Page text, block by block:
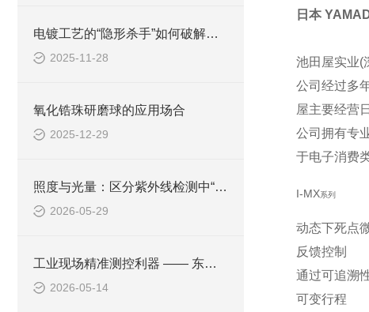
电镀工艺的“隐形杀手”如何破解？YAMAMOTO山本B-72WJ螺旋应力计的技术突围
2025-11-28
氧化锆珠研磨球的应用场合
2025-12-29
照度与光量：区分紫外线检测中“瞬时强度”和“累计能量”
2026-05-29
工业现场精准测控利器 —— 东兴化学 TPX-999Si pH/ORP 分析
2026-05-14
日本
池田屋实业(
公司经过多
屋主要经营
公司拥有专
于电子消费
I-MX系列
动态下死点
反馈控制
通过可追溯
可变行程